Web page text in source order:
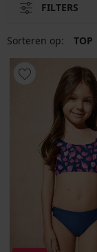
FILTERS
Sorteren op: TOP